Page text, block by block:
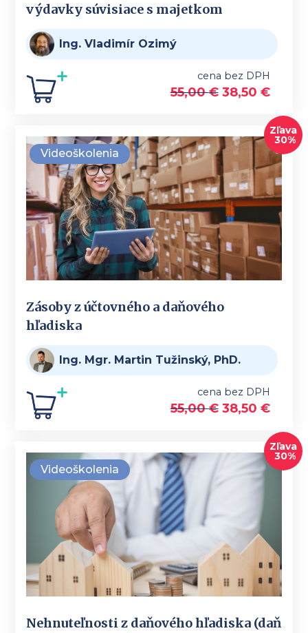
výdavky súvisiace s majetkom
Ing. Vladimír Ozimý
cena bez DPH
55,00€ 38,50 €
Videoškolenia
Zľava
30%
Zásoby z účtovného a daňového
hľadiska
Ing. Mgr. Martin Tužinský, PhD.
cena bez DPH
55,00€ 38,50 €
Videoškolenia
Zľava
30%
Nehnuteľnosti z daňového hľadiska (daň